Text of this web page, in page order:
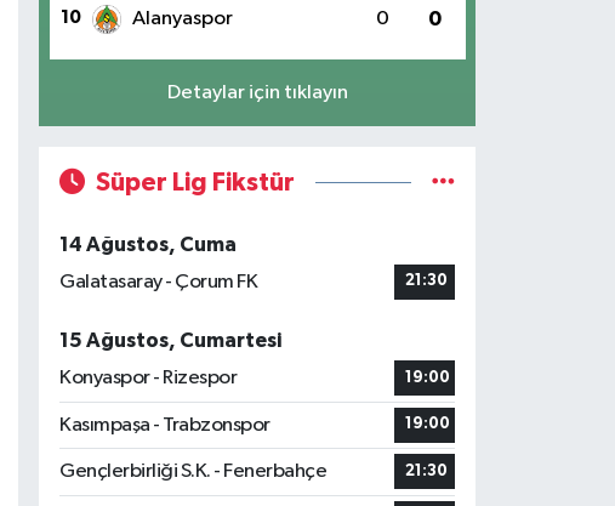
10 Alanyaspor 0 0
Detaylar için tıklayın
Süper Lig Fikstür
14 Ağustos, Cuma
Galatasaray - Çorum FK
21:30
15 Ağustos, Cumartesi
Konyaspor - Rizespor
19:00
Kasımpaşa - Trabzonspor 19:00
Gençlerbirliği S.K. - Fenerbahçe 21:30